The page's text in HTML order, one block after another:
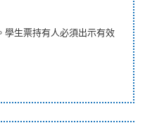
學生票持有人必須出示有效